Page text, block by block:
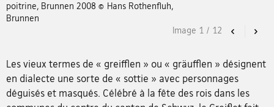
poitrine, Brunnen 2008 © Hans Rothenfluh,
Brunnen
Previous
Image 1 / 12
Les vieux termes de « greifflen » ou « gräufflen » désignent
en dialecte une sorte de « sottie » avec personnages
déguisés et masqués. Célébré à la fête des rois dans les